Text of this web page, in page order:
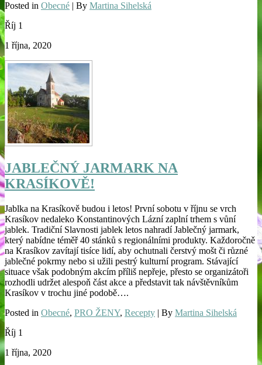
Posted in Obecné | By Martina Sihelská
Říj 1
1 října, 2020
JABLEČNÝ JARMARK NA
KRASÍKOVĚ!
Jablka na Krasíkově budou i letos! První sobotu v říjnu se vrch
Krasíkov nedaleko Konstantinových Lázní zaplní trhem s vůní
jablek. Tradiční Slavnosti jablek letos nahradí Jablečný jarmark,
který nabídne téměř 40 stánků s regionálními produkty. Každoročně
na Krasíkov zavítají tisíce lidí, aby ochutnali čerstvý mošt či různé
jablečné pokrmy nebo si užili pestrý kulturní program. Stávající
situace však podobným akcím příliš nepřeje, přesto se organizátoři
rozhodli udržet alespoň část akce a představit tak návštěvníkům
Krasíkov v trochu jiné podobě….
Posted in Obecné, PRO ŽENY, Recepty | By Martina Sihelská
Říj 1
1 října, 2020